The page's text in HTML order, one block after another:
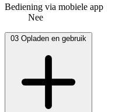
Bediening via mobiele app
Nee
03 Opladen en gebruik